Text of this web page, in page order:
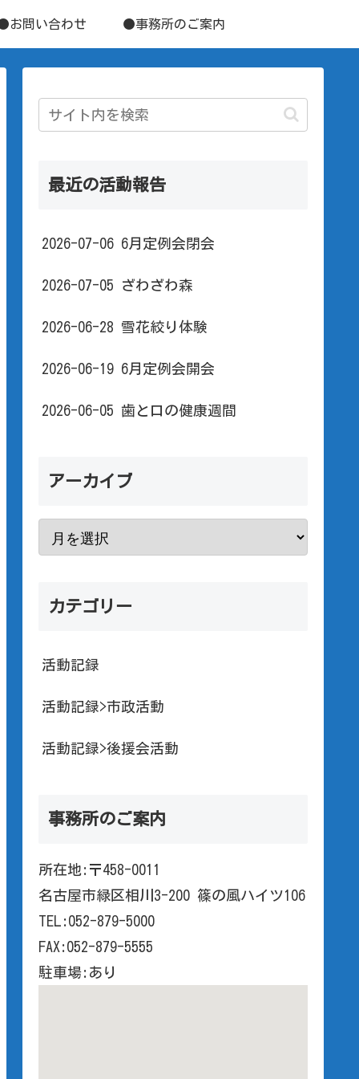
お問い合わせ ●事務所のご案内
最近の活動報告
2026-07-06 6月定例会閉会
2026-07-05 ざわざわ森
2026-06-28 雪花絞り体験
2026-06-19 6月定例会開会
2026-06-05 歯と口の健康週間
アーカイブ
カテゴリー
活動記録
活動記録>市政活動
活動記録>後援会活動
事務所のご案内
所在地:〒458-0011
名古屋市緑区相川3-200 篠の風ハイツ106
TEL:052-879-5000
FAX:052-879-5555
駐車場:あり